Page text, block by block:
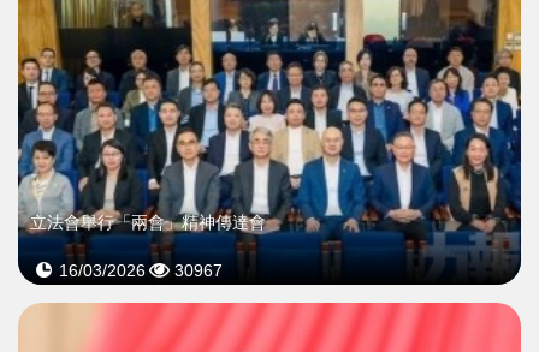
立法會舉行「兩會」精神傳達會
16/03/2026 30967